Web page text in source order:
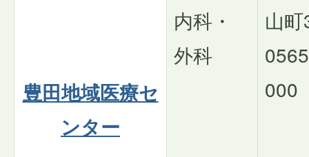
豊田地域医療セ
ンター
内科・
外科
山
000